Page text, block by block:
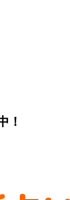
！